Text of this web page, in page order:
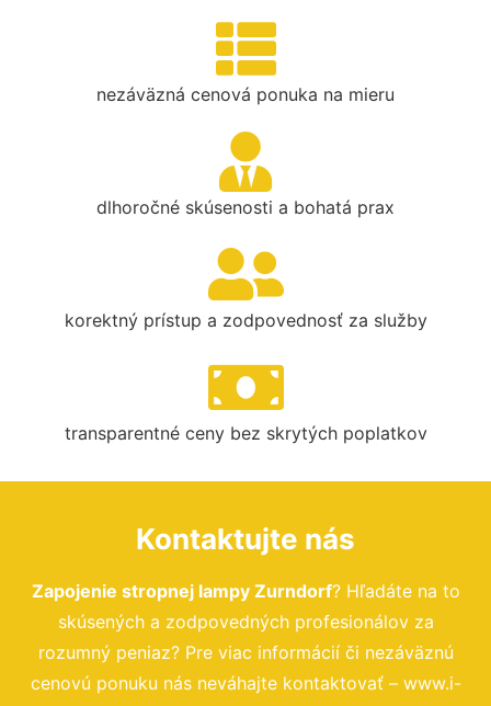
nezáväzná cenová ponuka na mieru
dlhoročné skúsenosti a bohatá prax
korektný prístup a zodpovednosť za služby
transparentné ceny bez skrytých poplatkov
Kontaktujte nás
Zapojenie stropnej lampy Zurndorf? Hľadáte na to
skúsených a zodpovedných profesionálov za
rozumný peniaz? Pre viac informácií či nezáväznú
cenovú ponuku nás neváhajte kontaktovať – www.i-